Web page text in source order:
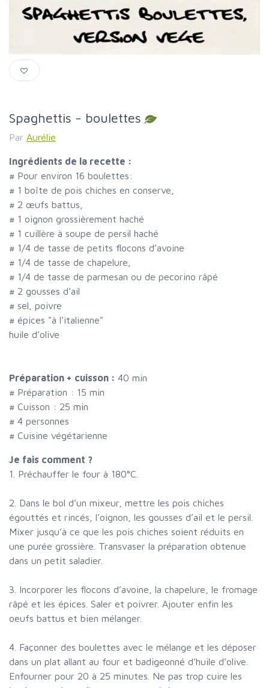
Spaghettis - boulettes
Par Aurélie
Ingrédients de la recette :
# Pour environ 16 boulettes:
# 1 boîte de pois chiches en conserve,
# 2 œufs battus,
# 1 oignon grossièrement haché
# 1 cuillère à soupe de persil haché
# 1/4 de tasse de petits flocons d’avoine
# 1/4 de tasse de chapelure,
# 1/4 de tasse de parmesan ou de pecorino râpé
# 2 gousses d’ail
# sel, poivre
# épices "à l’italienne"
huile d’olive
Préparation + cuisson : 40 min
# Préparation : 15 min
# Cuisson : 25 min
# 4 personnes
# Cuisine végétarienne
Je fais comment ?
1. Préchauffer le four à 180°C.
2. Dans le bol d’un mixeur, mettre les pois chiches
égouttés et rincés, l’oignon, les gousses d’ail et le persil.
Mixer jusqu’à ce que les pois chiches soient réduits en
une purée grossière. Transvaser la préparation obtenue
dans un petit saladier.
3. Incorporer les flocons d’avoine, la chapelure, le fromage
râpé et les épices. Saler et poivrer. Ajouter enfin les
oeufs battus et bien mélanger.
4. Façonner des boulettes avec le mélange et les déposer
dans un plat allant au four et badigeonné d’huile d’olive.
Enfourner pour 20 à 25 minutes. Ne pas trop cuire les